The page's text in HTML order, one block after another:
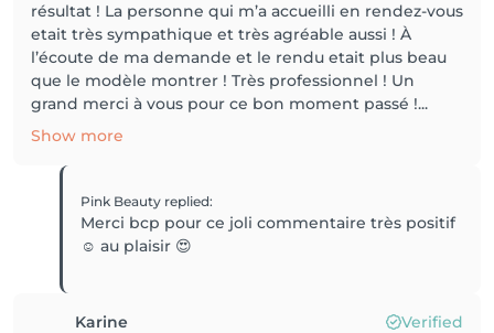
résultat ! La personne qui m’a accueilli en rendez-vous
etait très sympathique et très agréable aussi ! À
l’écoute de ma demande et le rendu etait plus beau
que le modèle montrer ! Très professionnel ! Un
grand merci à vous pour ce bon moment passé !...
Show more
Pink Beauty replied:
Merci bcp pour ce joli commentaire très positif
☺️ au plaisir 😍
Karine Verified